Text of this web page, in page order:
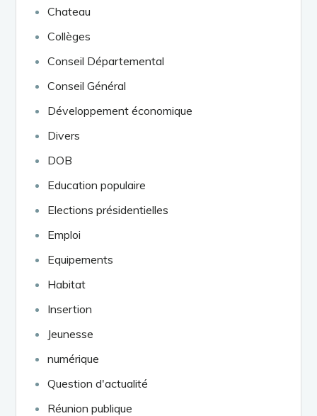
Chateau
Collèges
Conseil Départemental
Conseil Général
Développement économique
Divers
DOB
Education populaire
Elections présidentielles
Emploi
Equipements
Habitat
Insertion
Jeunesse
numérique
Question d'actualité
Réunion publique